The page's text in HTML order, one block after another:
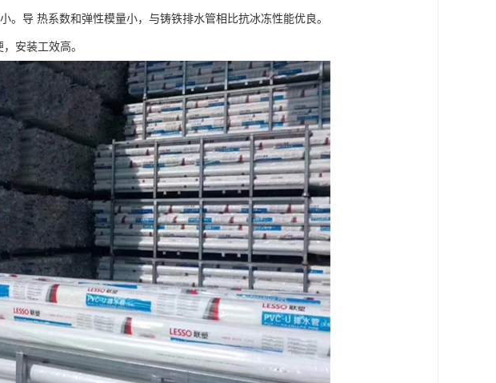
导 热系数和弹性模量小，与铸铁排水管相比抗冰冻性能优良。
安装工效高。